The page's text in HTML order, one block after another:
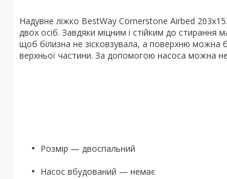
Надувне ліжко BestWay Cornerstone Airbed
двох осіб. Завдяки міцним і стійким до стирання
щоб білизна не зісковзувала, а поверхню можна
верхньої частини. За допомогою насоса можна
Розмір — двоспальний
Насос вбудований — немає